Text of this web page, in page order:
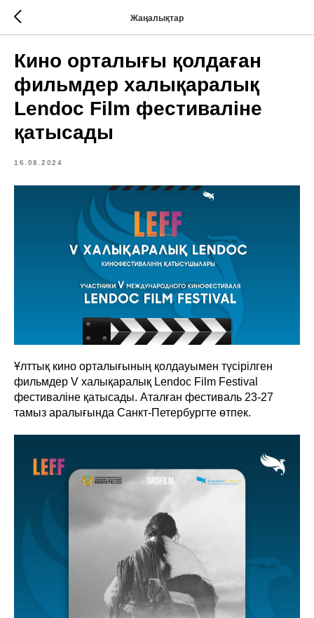
Жаңалықтар
Кино орталығы қолдаған
фильмдер халықаралық
Lendoc Film фестиваліне
қатысады
16.08.2024
Ұлттық кино орталығының қолдауымен түсірілген
фильмдер V халықаралық Lendoc Film Festival
фестиваліне қатысады. Аталған фестиваль 23-27
тамыз аралығында Санкт-Петербургте өтпек.